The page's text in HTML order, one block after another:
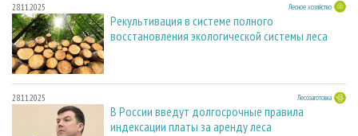
28.11.2025 Лесное хозяйство
Рекультивация в системе полного
восстановления экологической системы леса
28.11.2025 Лесозаготовка
В России введут долгосрочные правила
индексации платы за аренду леса